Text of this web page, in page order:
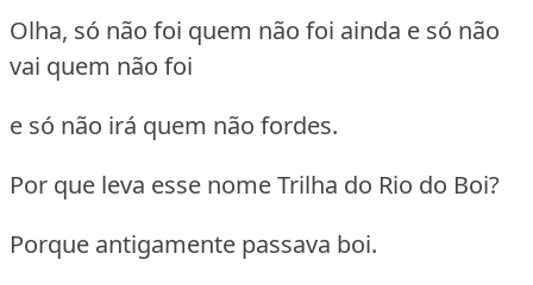
Olha, só não foi quem não foi ainda e só não
vai quem não foi
e só não irá quem não fordes.
Por que leva esse nome Trilha do Rio do Boi?
Porque antigamente passava boi.